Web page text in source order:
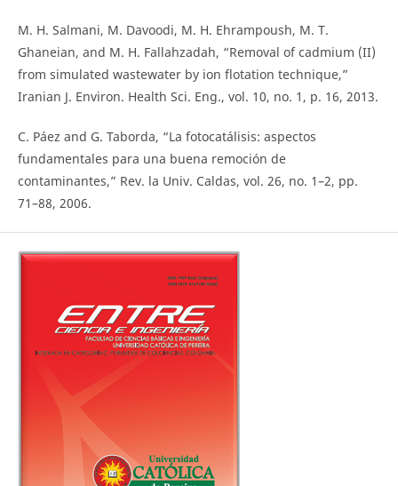
M. H. Salmani, M. Davoodi, M. H. Ehrampoush, M. T.
Ghaneian, and M. H. Fallahzadah, “Removal of cadmium (II)
from simulated wastewater by ion flotation technique,”
Iranian J. Environ. Health Sci. Eng., vol. 10, no. 1, p. 16, 2013.
C. Páez and G. Taborda, “La fotocatálisis: aspectos
fundamentales para una buena remoción de
contaminantes,” Rev. la Univ. Caldas, vol. 26, no. 1–2, pp.
71–88, 2006.